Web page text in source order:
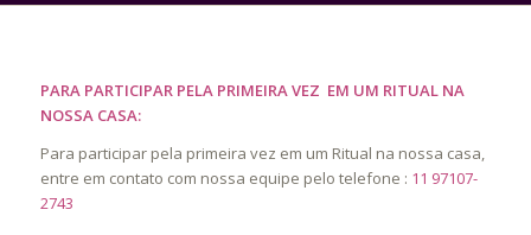
PARA PARTICIPAR PELA PRIMEIRA VEZ EM UM RITUAL NA
NOSSA CASA:
Para participar pela primeira vez em um Ritual na nossa casa,
entre em contato com nossa equipe pelo telefone : 11 97107-
2743